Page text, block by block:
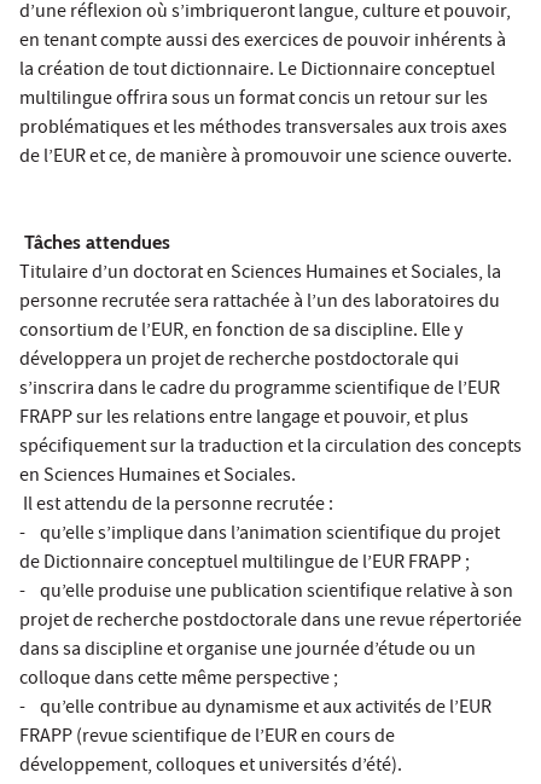
d’une réflexion où s’imbriqueront langue, culture et pouvoir,
en tenant compte aussi des exercices de pouvoir inhérents à
la création de tout dictionnaire. Le Dictionnaire conceptuel
multilingue offrira sous un format concis un retour sur les
problématiques et les méthodes transversales aux trois axes
de l’EUR et ce, de manière à promouvoir une science ouverte.
Tâches attendues
Titulaire d’un doctorat en Sciences Humaines et Sociales, la
personne recrutée sera rattachée à l’un des laboratoires du
consortium de l’EUR, en fonction de sa discipline. Elle y
développera un projet de recherche postdoctorale qui
s’inscrira dans le cadre du programme scientifique de l’EUR
FRAPP sur les relations entre langage et pouvoir, et plus
spécifiquement sur la traduction et la circulation des concepts
en Sciences Humaines et Sociales.
Il est attendu de la personne recrutée :
- qu’elle s’implique dans l’animation scientifique du projet
de Dictionnaire conceptuel multilingue de l’EUR FRAPP ;
- qu’elle produise une publication scientifique relative à son
projet de recherche postdoctorale dans une revue répertoriée
dans sa discipline et organise une journée d’étude ou un
colloque dans cette même perspective ;
- qu’elle contribue au dynamisme et aux activités de l’EUR
FRAPP (revue scientifique de l’EUR en cours de
développement, colloques et universités d’été).